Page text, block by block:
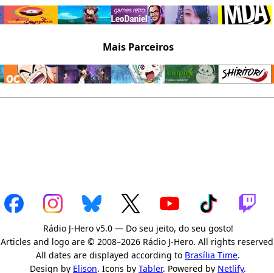
Mais Parceiros
Rádio J-Hero v5.0 — Do seu jeito, do seu gosto!
Articles and logo are © 2008–2026 Rádio J-Hero. All rights
All dates are displayed according to Brasília Time.
Design by Elison. Icons by Tabler. Powered by Netlify.